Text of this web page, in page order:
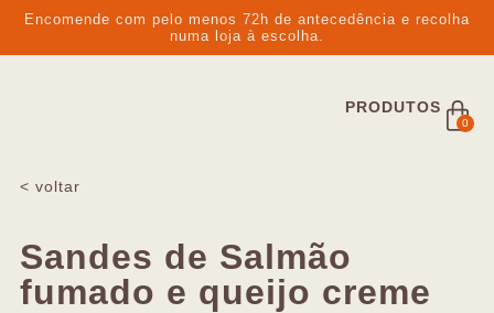
Encomende com pelo menos 72h de antecedência e recolha
numa loja à escolha.
PRODUTOS
0
< voltar
Sandes de Salmão
fumado e queijo creme